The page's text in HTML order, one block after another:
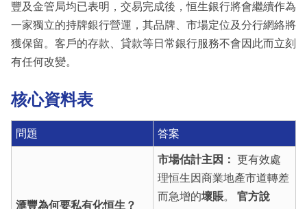
豐及金管局均已表明，交易完成後，恒生銀行將會繼續作為
一家獨立的持牌銀行營運，其品牌、市場定位及分行網絡將
獲保留。客戶的存款、貸款等日常銀行服務不會因此而立刻
有任何改變。
核心資料表
問題 答案
滙豐為何要私有化恒生？
市場估計主因： 更有效處
理恒生因商業地產市道轉差
而急增的壞賬。 官方說